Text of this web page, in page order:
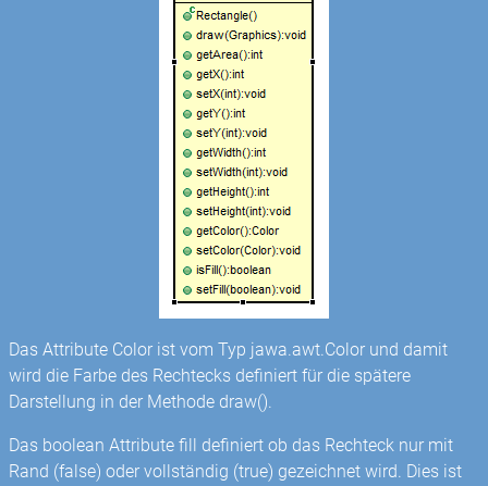
Das Attribute Color ist vom Typ jawa.awt.Color und damit
wird die Farbe des Rechtecks definiert für die spätere
Darstellung in der Methode draw().
Das boolean Attribute fill definiert ob das Rechteck nur mit
Rand (false) oder vollständig (true) gezeichnet wird. Dies ist